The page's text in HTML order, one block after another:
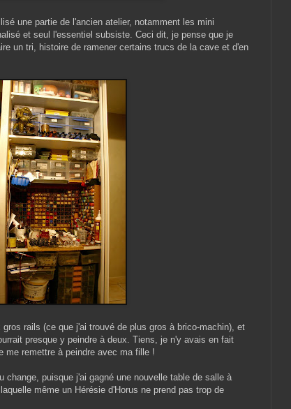
une partie de l'ancien atelier, notamment les mini
et seul l'essentiel subsiste. Ceci dit, je pense que je
un tri, histoire de ramener certains trucs de la cave et d'en
rails (ce que j'ai trouvé de plus gros à brico-machin), et
presque y peindre à deux. Tiens, je n'y avais en fait
me remettre à peindre avec ma fille !
change, puisque j'ai gagné une nouvelle table de salle à
même un Hérésie d'Horus ne prend pas trop de